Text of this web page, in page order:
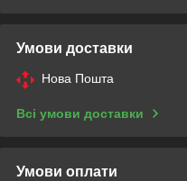
Умови доставки
Нова Пошта
Всі умови доставки
Умови оплати